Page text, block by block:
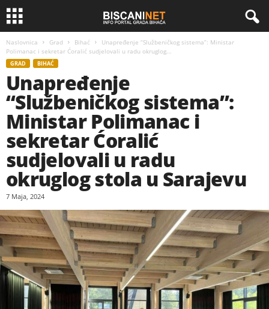
Naslovnica Grad Bihać
Unapređenje “Službeničkog sistema”: Ministar
Polimanac i sekretar Ćoralić sudjelovali u radu okruglog...
GRAD BIHAĆ
Unapređenje
“Službeničkog sistema”:
Ministar Polimanac i
sekretar Ćoralić
sudjelovali u radu
okruglog stola u Sarajevu
7 Maja, 2024